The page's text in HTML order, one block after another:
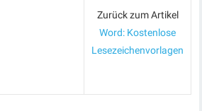
Zurück zum Artikel
Word: Kostenlose
Lesezeichenvorlagen